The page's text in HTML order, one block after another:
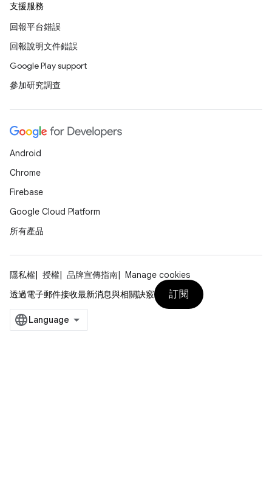
支援服務
回報平台錯誤
回報說明文件錯誤
Google Play support
參加研究調查
Android
Chrome
Firebase
Google Cloud Platform
所有產品
隱私權 授權 品牌宣傳指南
Manage cookies
透過電子郵件接收最新消息與相關訣竅
訂閱